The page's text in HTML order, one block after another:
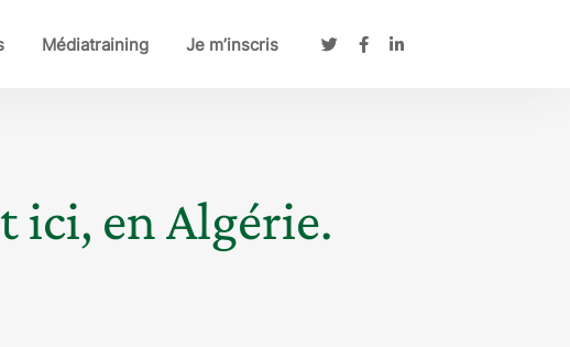
Médiatraining Je m’inscris
ici, en Algérie.